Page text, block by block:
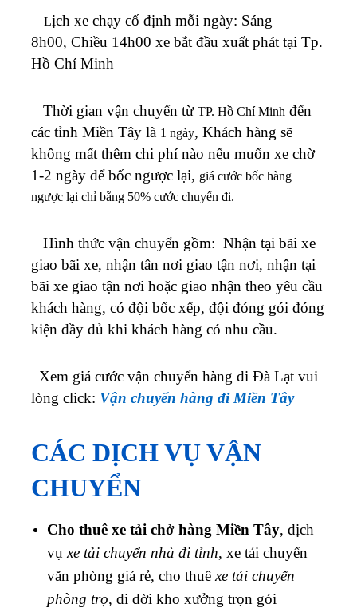
Lịch xe chạy cố định mỗi ngày: Sáng
8h00, Chiều 14h00 xe bắt đầu xuất phát tại Tp.
Hồ Chí Minh
Thời gian vận chuyển từ TP. Hồ Chí Minh đến
các tỉnh Miền Tây là 1 ngày, Khách hàng sẽ
không mất thêm chi phí nào nếu muốn xe chờ
1-2 ngày để bốc ngược lại, giá cước bốc hàng
ngược lại chỉ bằng 50% cước chuyến đi.
Hình thức vận chuyển gồm: Nhận tại bãi xe
giao bãi xe, nhận tân nơi giao tận nơi, nhận tại
bãi xe giao tận nơi hoặc giao nhận theo yêu cầu
khách hàng, có đội bốc xếp, đội đóng gói đóng
kiện đầy đủ khi khách hàng có nhu cầu.
Xem giá cước vận chuyển hàng đi Đà Lạt vui
lòng click: Vận chuyển hàng đi Miền Tây
CÁC DỊCH VỤ VẬN
CHUYỂN
Cho thuê xe tải chở hàng Miền Tây, dịch
vụ xe tải chuyển nhà đi tỉnh, xe tải chuyển
văn phòng giá rẻ, cho thuê xe tải chuyển
phòng trọ, di dời kho xưởng trọn gói